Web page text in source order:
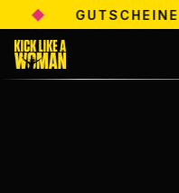
◆ GUTSCHEINE